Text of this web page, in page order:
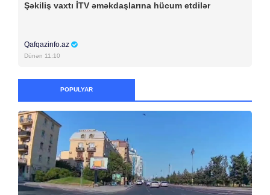
Şəkiliş vaxtı İTV əməkdaşlarına hücum etdilər
Qafqazinfo.az
Dünən 11:10
POPULYAR